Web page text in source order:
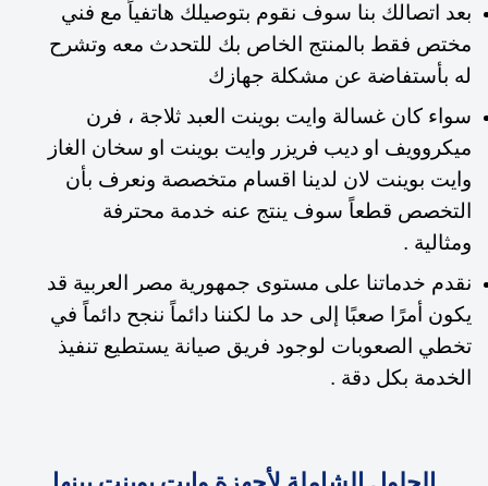
بعد اتصالك بنا سوف نقوم بتوصيلك هاتفياً مع فني
مختص فقط بالمنتج الخاص بك للتحدث معه وتشرح
له بأستفاضة عن مشكلة جهازك
سواء كان غسالة وايت بوينت العبد ثلاجة ، فرن
ميكروويف او ديب فريزر وايت بوينت او سخان الغاز
وايت بوينت لان لدينا اقسام متخصصة ونعرف بأن
التخصص قطعاً سوف ينتج عنه خدمة محترفة
ومثالية .
نقدم خدماتنا على مستوى جمهورية مصر العربية قد
يكون أمرًا صعبًا إلى حد ما لكننا دائماً ننجح دائماً في
تخطي الصعوبات لوجود فريق صيانة يستطيع تنفيذ
الخدمة بكل دقة .